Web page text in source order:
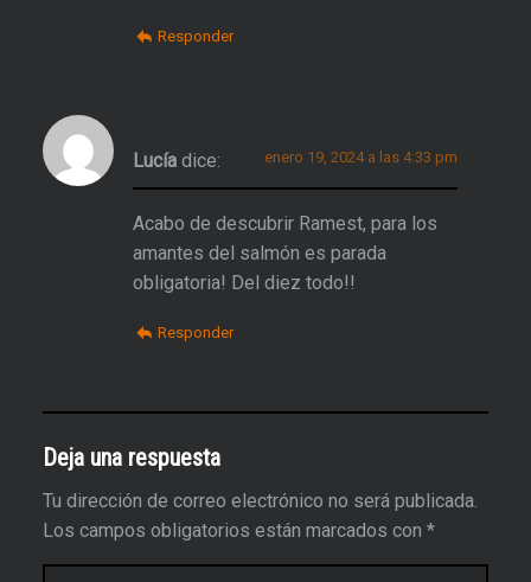
Responder
Lucía dice: enero 19, 2024 a las 4:33 pm
Acabo de descubrir Ramest, para los
amantes del salmón es parada
obligatoria! Del diez todo!!
Responder
Deja una respuesta
Tu dirección de correo electrónico no será publicada.
Los campos obligatorios están marcados con *